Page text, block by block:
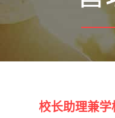
校长助理兼